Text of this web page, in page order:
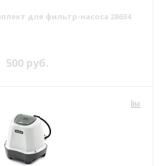
для фильтр-насоса 28634
500 руб.